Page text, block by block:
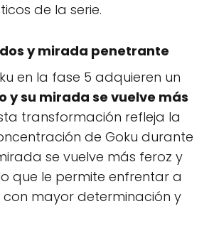
de la serie.
y mirada penetrante
en la fase 5 adquieren un
y su mirada se vuelve más
transformación refleja la
de Goku durante
se vuelve más feroz y
que le permite enfrentar a
con mayor determinación y